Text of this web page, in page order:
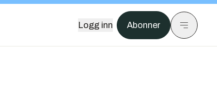
Logg inn Abonner